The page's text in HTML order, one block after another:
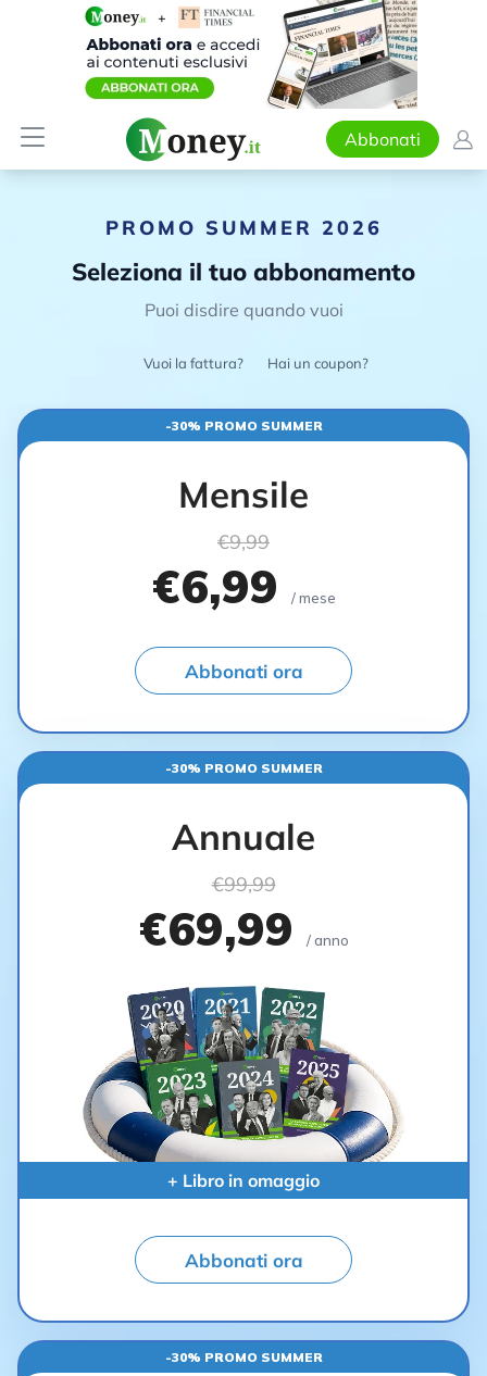
Abbonati
PROMO SUMMER 2026
Seleziona il tuo abbonamento
Puoi disdire quando vuoi
Vuoi la fattura? Hai un coupon?
-30% PROMO SUMMER
Mensile
€9,99
€6,99 / mese
Abbonati ora
-30% PROMO SUMMER
Annuale
€99,99
€69,99 / anno
+ Libro in omaggio
Abbonati ora
-30% PROMO SUMMER